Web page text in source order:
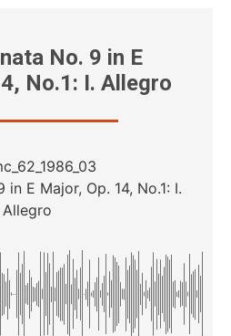
No. 9 in E
No.1: I. Allegro
E Major, Op. 14, No.1: I.
Allegro